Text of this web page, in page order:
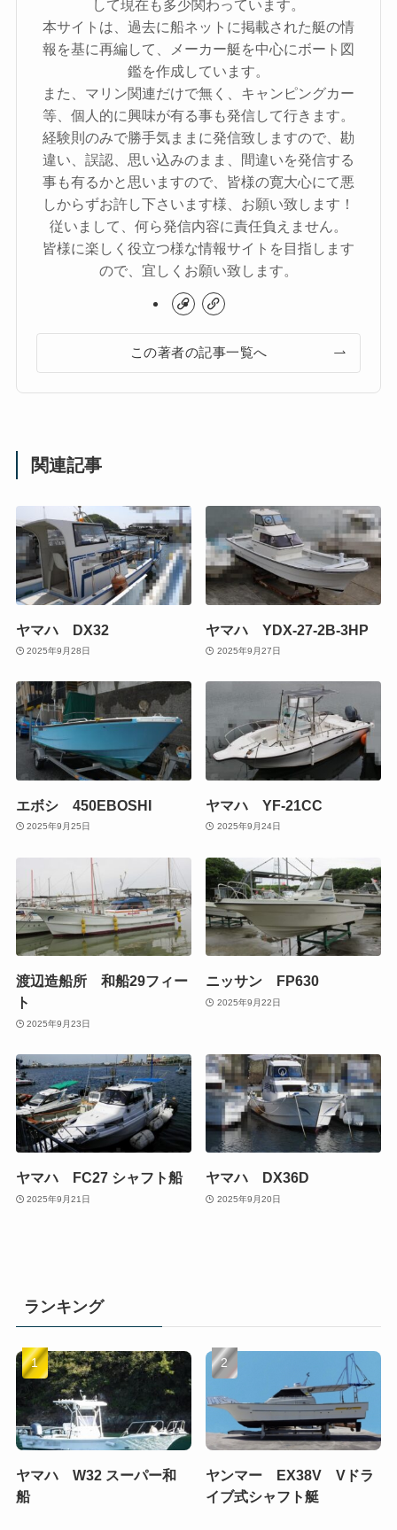
して現在も多少関わっています。
本サイトは、過去に船ネットに掲載された艇の情
報を基に再編して、メーカー艇を中心にボート図
鑑を作成しています。
また、マリン関連だけで無く、キャンピングカー
等、個人的に興味が有る事も発信して行きます。
経験則のみで勝手気ままに発信致しますので、勘
違い、誤認、思い込みのまま、間違いを発信する
事も有るかと思いますので、皆様の寛大心にて悪
しからずお許し下さいます様、お願い致します！
従いまして、何ら発信内容に責任負えません。
皆様に楽しく役立つ様な情報サイトを目指します
ので、宜しくお願い致します。
この著者の記事一覧へ
関連記事
ヤマハ DX32
2025年9月28日
ヤマハ YDX-27-2B-3HP
2025年9月27日
エボシ 450EBOSHI
2025年9月25日
ヤマハ YF-21CC
2025年9月24日
渡辺造船所 和船29フィー
ト
2025年9月23日
ニッサン FP630
2025年9月22日
ヤマハ FC27 シャフト船
2025年9月21日
ヤマハ DX36D
2025年9月20日
ランキング
ヤマハ W32 スーパー和
船
ヤンマー EX38V Vドラ
イブ式シャフト艇